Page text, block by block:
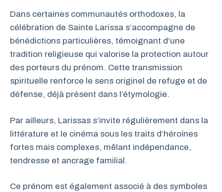
Dans certaines communautés orthodoxes, la
célébration de Sainte Larissa s’accompagne de
bénédictions particulières, témoignant d’une
tradition religieuse qui valorise la protection autour
des porteurs du prénom. Cette transmission
spirituelle renforce le sens originel de refuge et de
défense, déjà présent dans l’étymologie.
Par ailleurs, Larissas s’invite régulièrement dans la
littérature et le cinéma sous les traits d’héroïnes
fortes mais complexes, mêlant indépendance,
tendresse et ancrage familial.
Ce prénom est également associé à des symboles